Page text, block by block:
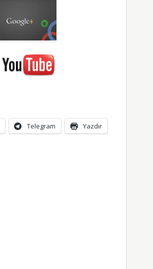
Telegram Yazdır